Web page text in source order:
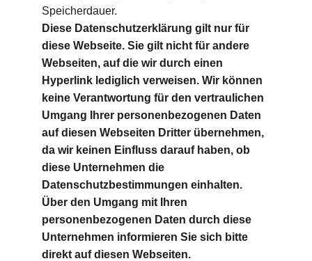
Speicherdauer.
Diese Datenschutzerklärung gilt nur für
diese Webseite. Sie gilt nicht für andere
Webseiten, auf die wir durch einen
Hyperlink lediglich verweisen. Wir können
keine Verantwortung für den vertraulichen
Umgang Ihrer personenbezogenen Daten
auf diesen Webseiten Dritter übernehmen,
da wir keinen Einfluss darauf haben, ob
diese Unternehmen die
Datenschutzbestimmungen einhalten.
Über den Umgang mit Ihren
personenbezogenen Daten durch diese
Unternehmen informieren Sie sich bitte
direkt auf diesen Webseiten.